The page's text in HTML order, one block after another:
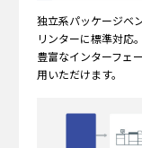
独立系パッケージベ
リンターに標準対応。
豊富なインターフェ
用いただけます。